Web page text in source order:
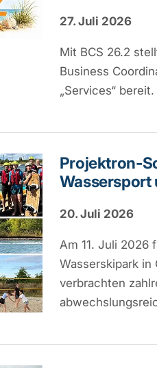
27. Juli 2026
Mit BCS 26.2
Business
„Services“
Projektron-
Wassersport
20. Juli 2026
Am 11. Juli 2026
Wasserskipark
verbrachten